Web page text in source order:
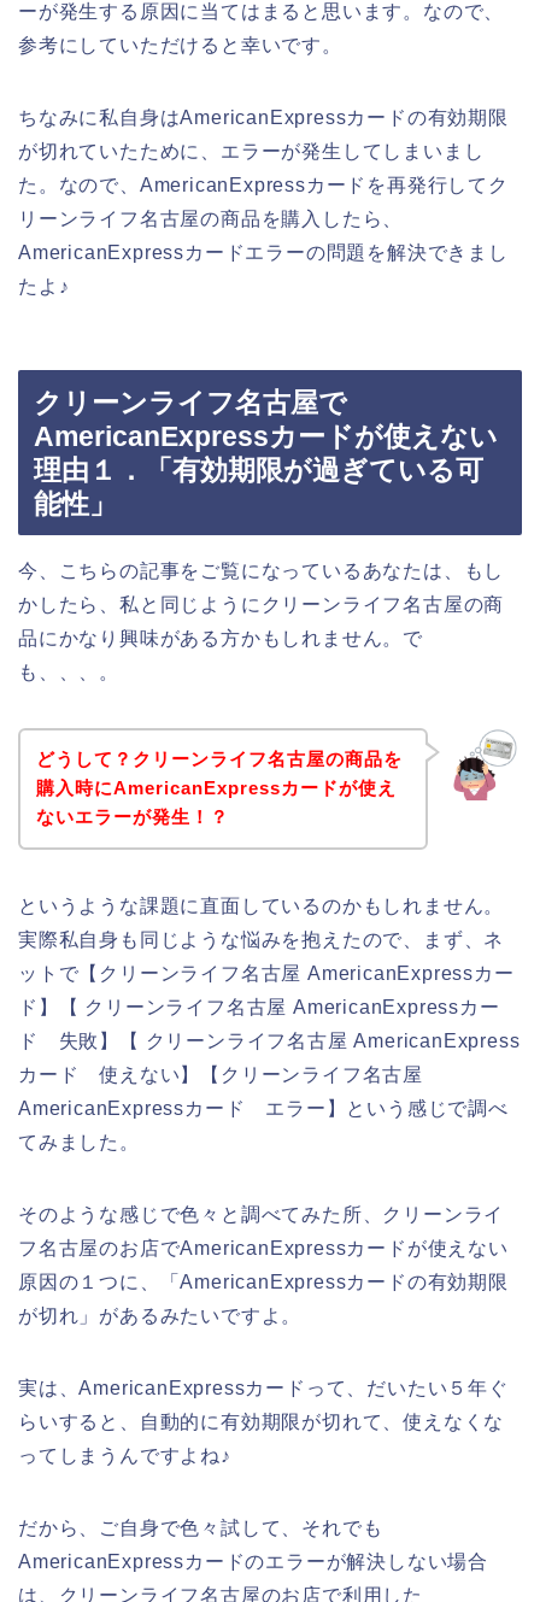
ーが発生する原因に当てはまると思います。なので、
参考にしていただけると幸いです。
ちなみに私自身はAmericanExpressカードの有効期限
が切れていたために、エラーが発生してしまいまし
た。なので、AmericanExpressカードを再発行してク
リーンライフ名古屋の商品を購入したら、
AmericanExpressカードエラーの問題を解決できまし
たよ♪
クリーンライフ名古屋で
AmericanExpressカードが使えない
理由１．「有効期限が過ぎている可
能性」
今、こちらの記事をご覧になっているあなたは、もし
かしたら、私と同じようにクリーンライフ名古屋の商
品にかなり興味がある方かもしれません。で
も、、、。
どうして？クリーンライフ名古屋の商品を
購入時にAmericanExpressカードが使え
ないエラーが発生！？
というような課題に直面しているのかもしれません。
実際私自身も同じような悩みを抱えたので、まず、ネ
ットで【クリーンライフ名古屋 AmericanExpressカー
ド】【 クリーンライフ名古屋 AmericanExpressカー
ド 失敗】【 クリーンライフ名古屋 AmericanExpress
カード 使えない】【クリーンライフ名古屋
AmericanExpressカード エラー】という感じで調べ
てみました。
そのような感じで色々と調べてみた所、クリーンライ
フ名古屋のお店でAmericanExpressカードが使えない
原因の１つに、「AmericanExpressカードの有効期限
が切れ」があるみたいですよ。
実は、AmericanExpressカードって、だいたい５年ぐ
らいすると、自動的に有効期限が切れて、使えなくな
ってしまうんですよね♪
だから、ご自身で色々試して、それでも
AmericanExpressカードのエラーが解決しない場合
は、クリーンライフ名古屋のお店で利用した